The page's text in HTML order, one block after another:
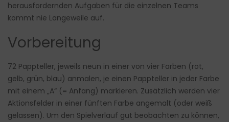
herausfordernden Aufgaben für die einzelnen Teams
kommt nie Langeweile auf.
Vorbereitung
72 Pappteller, jeweils neun in einer von vier Farben (rot,
gelb, grün, blau) anmalen, je einen Pappteller in jeder Farbe
mit einem „A“ (= Anfang) markieren. Zusätzlich werden vier
Aktionsfelder in einer fünften Farbe angemalt (oder weiß
gelassen). Um den Spielverlauf gut beobachten zu können,